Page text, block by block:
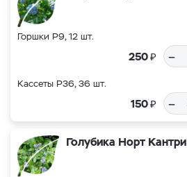
Горшки Р9, 12 шт.
250₽ –
Кассеты Р36, 36 шт.
150₽ –
Голубика Норт Кантри